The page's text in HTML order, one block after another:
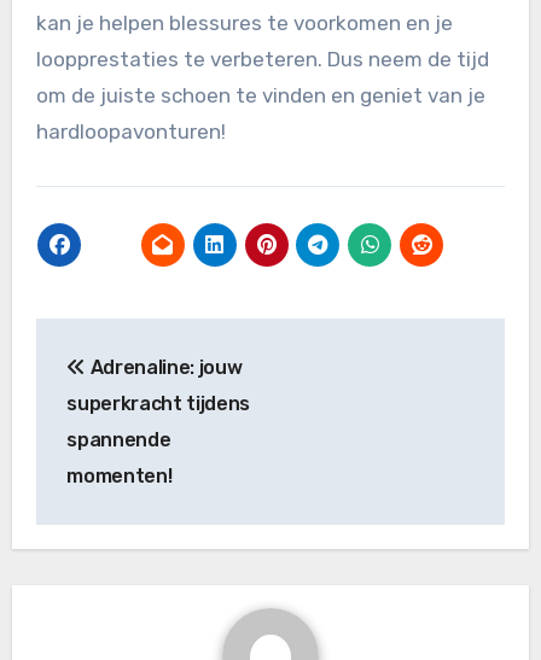
kan je helpen blessures te voorkomen en je
loopprestaties te verbeteren. Dus neem de tijd
om de juiste schoen te vinden en geniet van je
hardloopavonturen!
navigation
Adrenaline: jouw
superkracht tijdens
spannende
momenten!